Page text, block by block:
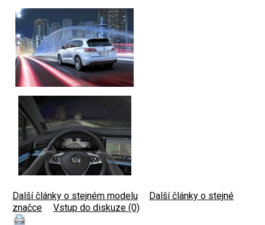
Další články o stejném modelu
Další články o stejné
značce
Vstup do diskuze (0)